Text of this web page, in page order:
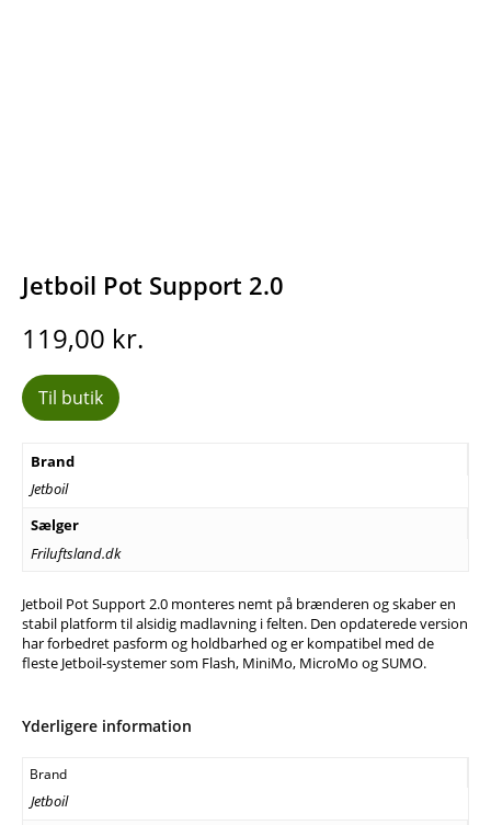
Jetboil Pot Support 2.0
119,00 kr.
Til butik
Brand
Jetboil
Sælger
Friluftsland.dk
Jetboil Pot Support 2.0 monteres nemt på brænderen og skaber en
stabil platform til alsidig madlavning i felten. Den opdaterede version
har forbedret pasform og holdbarhed og er kompatibel med de
fleste Jetboil-systemer som Flash, MiniMo, MicroMo og SUMO.
Yderligere information
Brand
Jetboil